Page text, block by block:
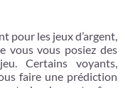
pour les jeux d’argent,
vous vous posiez des
Certains voyants,
faire une prédiction